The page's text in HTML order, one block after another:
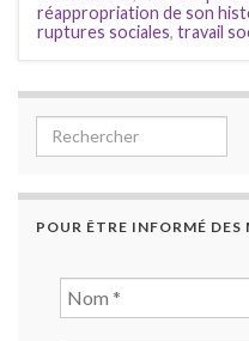
réappropriation de son
ruptures sociales, travail
Search for:
POUR ÊTRE INFORMÉ DES